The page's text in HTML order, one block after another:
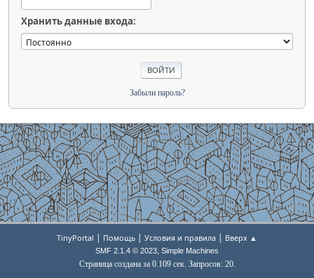
Хранить данные входа:
Забыли пароль?
TinyPortal | Помощь | Условия и правила | Вверх ▲
SMF 2.1.4 © 2023, Simple Machines
Страница создана за 0.109 сек. Запросов: 20.